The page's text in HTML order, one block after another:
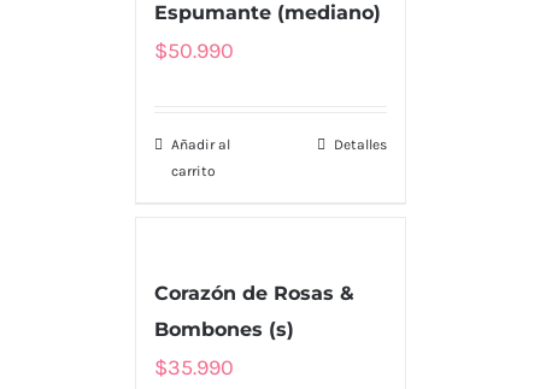
Espumante (mediano)
$50.990
Añadir al
carrito
Detalles
Corazón de Rosas &
Bombones (s)
$35.990